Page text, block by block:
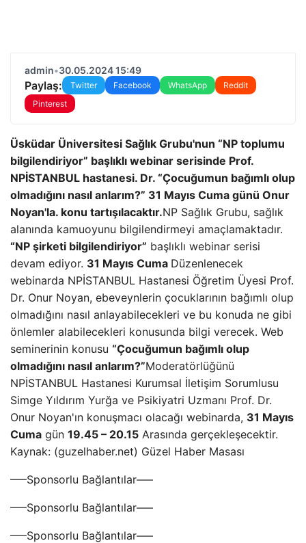
admin•30.05.2024 15:49
Paylaş: Twitter Facebook WhatsApp
Reddit
Pinterest
Üsküdar Üniversitesi Sağlık Grubu'nun “NP toplumu
bilgilendiriyor” başlıklı webinar serisinde Prof.
NPİSTANBUL hastanesi. Dr. “Çocuğumun bağımlı olup
olmadığını nasıl anlarım?” 31 Mayıs Cuma günü Onur
Noyan'la. konu tartışılacaktır.NP Sağlık Grubu, sağlık
alanında kamuoyunu bilgilendirmeyi amaçlamaktadır.
“NP şirketi bilgilendiriyor” başlıklı webinar serisi
devam ediyor. 31 Mayıs Cuma Düzenlenecek
webinarda NPİSTANBUL Hastanesi Öğretim Üyesi Prof.
Dr. Onur Noyan, ebeveynlerin çocuklarının bağımlı olup
olmadığını nasıl anlayabilecekleri ve bu konuda ne gibi
önlemler alabilecekleri konusunda bilgi verecek. Web
seminerinin konusu “Çocuğumun bağımlı olup
olmadığını nasıl anlarım?”Moderatörlüğünü
NPİSTANBUL Hastanesi Kurumsal İletişim Sorumlusu
Simge Yıldırım Yurğa ve Psikiyatri Uzmanı Prof. Dr.
Onur Noyan'ın konuşmacı olacağı webinarda, 31 Mayıs
Cuma gün 19.45 – 20.15 Arasında gerçekleşecektir.
Kaynak: (guzelhaber.net) Güzel Haber Masası
—–Sponsorlu Bağlantılar—–
—–Sponsorlu Bağlantılar—–
—–Sponsorlu Bağlantılar—–